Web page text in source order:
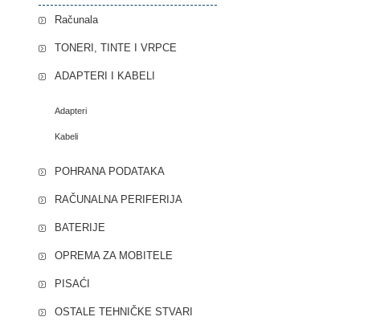
Računala
TONERI, TINTE I VRPCE
ADAPTERI I KABELI
Adapteri
Kabeli
POHRANA PODATAKA
RAČUNALNA PERIFERIJA
BATERIJE
OPREMA ZA MOBITELE
PISAĆI
OSTALE TEHNIČKE STVARI